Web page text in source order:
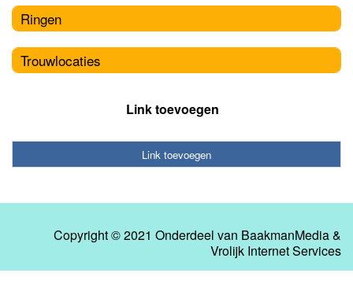
Ringen
Trouwlocaties
Link toevoegen
Link toevoegen
Copyright © 2021 Onderdeel van BaakmanMedia&
Vrolijk Internet Services